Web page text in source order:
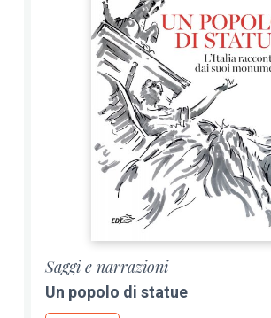
Saggi e narrazioni
Un popolo di statue